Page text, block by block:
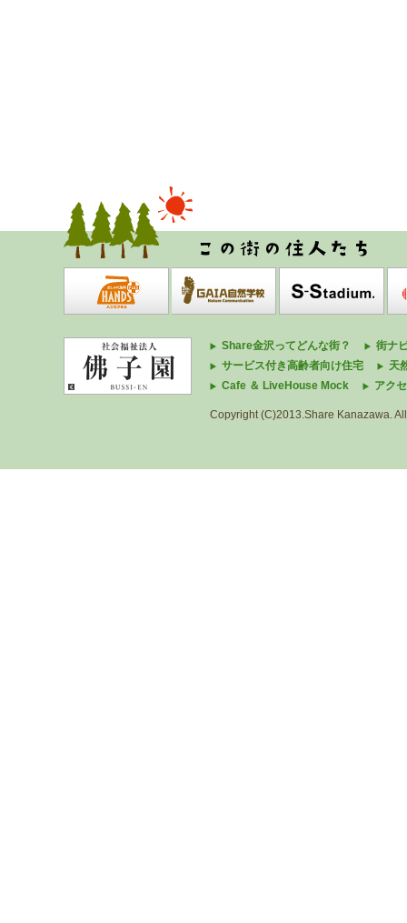
Share金沢ってどんな街？
街ナ
サービス付き高齢者向け住宅
天
Cafe ＆ LiveHouse Mock
アク
Copyright (C)2013.Share Kanazawa.